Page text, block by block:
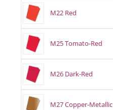
M22 Red
M25 Tomato-Red
M26 Dark-Red
M27 Copper-Metallic